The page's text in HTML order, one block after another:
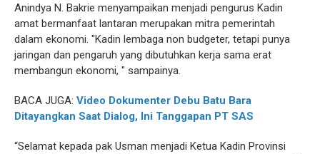
Anindya N. Bakrie menyampaikan menjadi pengurus Kadin
amat bermanfaat lantaran merupakan mitra pemerintah
dalam ekonomi. "Kadin lembaga non budgeter, tetapi punya
jaringan dan pengaruh yang dibutuhkan kerja sama erat
membangun ekonomi, " sampainya.
BACA JUGA: Video Dokumenter Debu Batu Bara
Ditayangkan Saat Dialog, Ini Tanggapan PT SAS
“Selamat kepada pak Usman menjadi Ketua Kadin Provinsi